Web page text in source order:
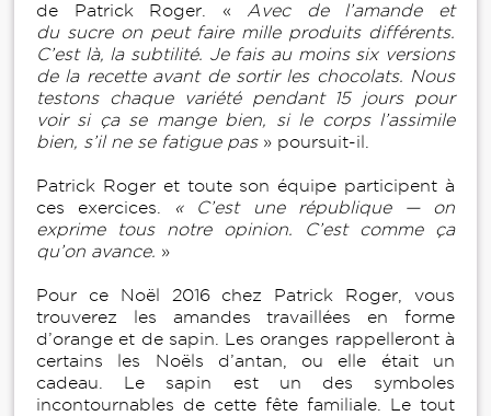
de Patrick Roger. « Avec de l’amande et
du sucre on peut faire mille produits différents.
C’est là, la subtilité. Je fais au moins six versions
de la recette avant de sortir les chocolats. Nous
testons chaque variété pendant 15 jours pour
voir si ça se mange bien, si le corps l’assimile
bien, s’il ne se fatigue pas» poursuit-il.
Patrick Roger et toute son équipe participent à
ces exercices.
« C’est une république — on
exprime tous notre opinion. C’est comme ça
qu’on avance. »
Pour ce Noël 2016 chez Patrick Roger, vous
trouverez les amandes travaillées en forme
d’orange et de sapin. Les oranges rappelleront à
certains les Noëls d’antan, ou elle était un
cadeau. Le sapin est un des symboles
incontournables de cette fête familiale. Le tout